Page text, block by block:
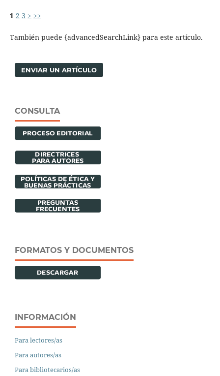
1 2 3 > >>
También puede {advancedSearchLink} para este artículo.
ENVIAR UN ARTÍCULO
CONSULTA
FORMATOS Y DOCUMENTOS
INFORMACIÓN
Para lectores/as
Para autores/as
Para bibliotecarios/as